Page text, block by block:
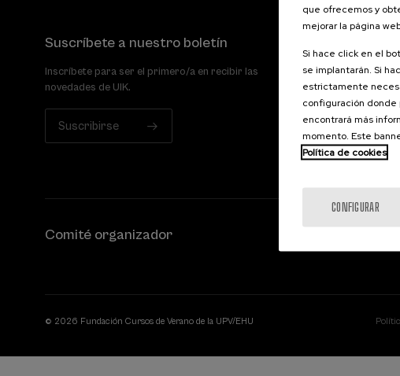
Suscríbete a nuestro boletín
Inscríbete para ser el primero/a en recibir las
novedades de UIK.
Suscribirse
Comité organizador
© 2026 Fundación Cursos de Verano de la UPV/EHU
que ofrecemos y
mejorar la página
Si hace click en el
se implantarán. Si
estrictamente
configuración donde
encontrará más
momento. Este
Política de cookies
CONFIGURAR